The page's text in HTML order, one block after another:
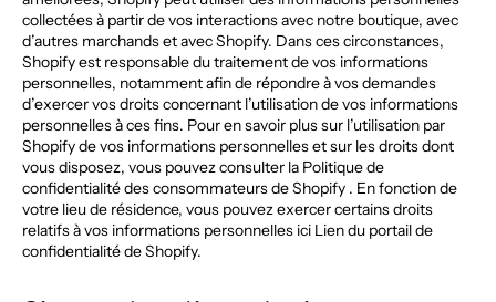
collectées à partir de vos interactions avec notre boutique, avec
d’autres marchands et avec Shopify. Dans ces circonstances,
Shopify est responsable du traitement de vos informations
personnelles, notamment afin de répondre à vos demandes
d’exercer vos droits concernant l’utilisation de vos informations
personnelles à ces fins. Pour en savoir plus sur l’utilisation par
Shopify de vos informations personnelles et sur les droits dont
vous disposez, vous pouvez consulter la Politique de
confidentialité des consommateurs de Shopify . En fonction de
votre lieu de résidence, vous pouvez exercer certains droits
relatifs à vos informations personnelles ici Lien du portail de
confidentialité de Shopify.